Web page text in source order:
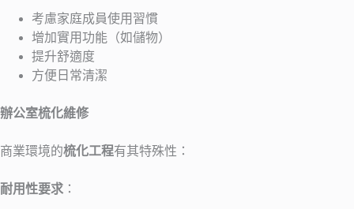
考慮家庭成員使用習慣
增加實用功能（如儲物）
提升舒適度
方便日常清潔
辦公室梳化維修
商業環境的梳化工程有其特殊性：
耐用性要求 ：